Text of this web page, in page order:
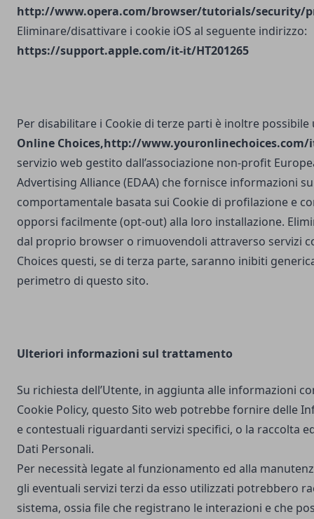
http://www.opera.com/browser/tutorials/security/
Eliminare/disattivare i cookie iOS al seguente indirizzo:
https://support.apple.com/it-it/HT201265
Per disabilitare i Cookie di terze parti è inoltre
Online Choices,http://www.youronlinechoices.com/
servizio web gestito dall’associazione non-profit
Advertising Alliance (EDAA) che fornisce informazioni
comportamentale basata sui Cookie di profilazione e
opporsi facilmente (opt-out) alla loro installazione.
dal proprio browser o rimuovendoli attraverso servizi
Choices questi, se di terza parte, saranno inibiti
perimetro di questo sito.
Ulteriori informazioni sul trattamento
Su richiesta dell’Utente, in aggiunta alle informazioni
Cookie Policy, questo Sito web potrebbe fornire delle
e contestuali riguardanti servizi specifici, o la raccolta
Dati Personali.
Per necessità legate al funzionamento ed alla
gli eventuali servizi terzi da esso utilizzati potrebbero
sistema, ossia file che registrano le interazioni e che